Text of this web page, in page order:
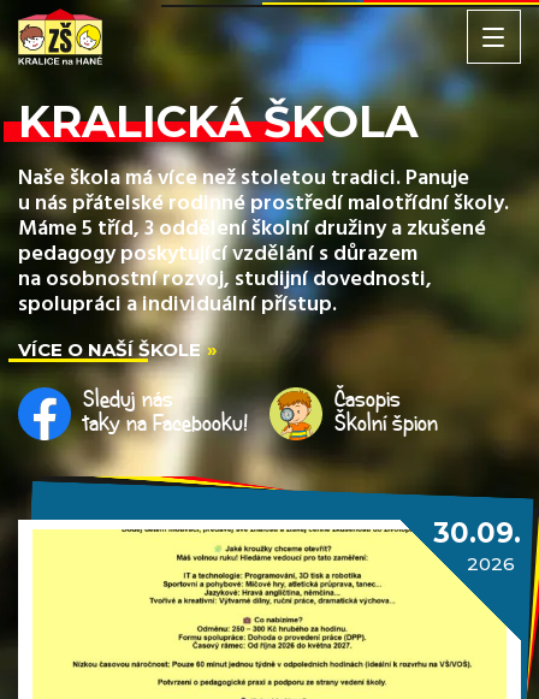
KRALICKÁ ŠKOLA
Naše škola má více než stoletou tradici. Panuje
u nás přátelské rodinné prostředí malotřídní školy.
Máme 5 tříd, 3 oddělení školní družiny a zkušené
pedagogy poskytující vzdělání s důrazem
na osobnostní rozvoj, studijní dovednosti,
spolupráci a individuální přístup.
VÍCE O NAŠÍ ŠKOLE
Sleduj nás
taky na Facebooku!
Časopis
Školní špion
30.09.
2026